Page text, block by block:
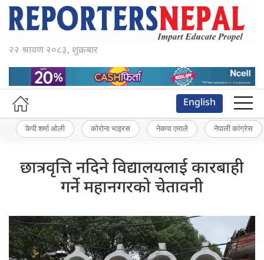
२२ श्रावण २०८३, शुक्रबार
English
केपी शर्मा ओली कोरोना भाइरस नेकपा एमाले नेपाली कांग्रेस
छात्रवृत्ति नदिने विद्यालयलाई कारबाही
गर्ने महानगरको चेतावनी